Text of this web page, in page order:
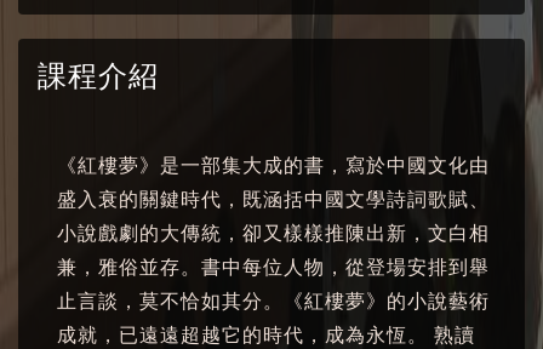
課程介紹
《紅樓夢》是一部集大成的書，寫於中國文化由
盛入衰的關鍵時代，既涵括中國文學詩詞歌賦、
小說戲劇的大傳統，卻又樣樣推陳出新，文白相
兼，雅俗並存。書中每位人物，從登場安排到舉
止言談，莫不恰如其分。《紅樓夢》的小說藝術
成就，已遠遠超越它的時代，成為永恆。 熟讀